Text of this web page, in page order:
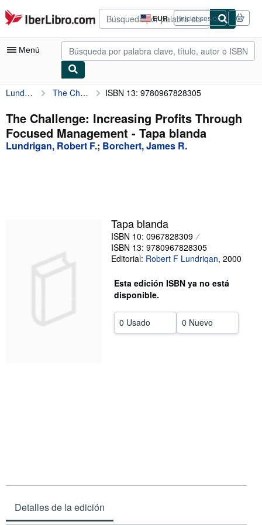
Pasar al contenido principal
IberLibro.com EUR
Preferencias
de
compra
del
Iniciar sesión
Menú
Mi cuenta
Consultar mis pedidos
Búsqueda avanzada
Colecciones
CERRAR
Lundrigan, Robert F. The Challenge: Increasing Profits Through Focused Management ISBN 13: 9780967828305
The Challenge: Increasing Profits Through
Focused Management - Tapa blanda
Lundrigan, Robert F.; Borchert, James R.
Tapa blanda
ISBN 10: 0967828309
ISBN 13: 9780967828305
Editorial: Robert F Lundriqan, 2000
Esta edición ISBN ya no está
disponible.
0 Usado 0 Nuevo
Detalles de la edición